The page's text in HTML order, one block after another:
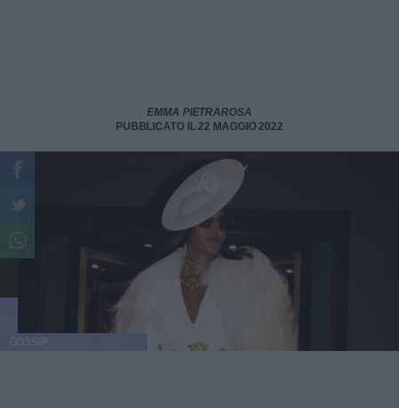
EMMA PIETRAROSA
PUBBLICATO IL 22 MAGGIO 2022